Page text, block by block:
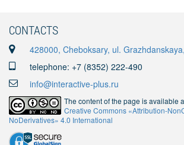
CONTACTS
428000, Cheboksary, ul.
telephone: +7 (8352) 222-490
info@interactive-plus.ru
The content of the page is available
Creative Commons «Attribution-
NoDerivatives» 4.0 International